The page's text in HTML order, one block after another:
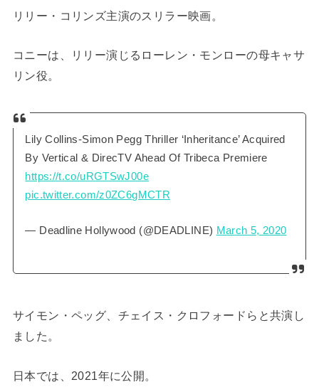
リリー・コリンズ主演のスリラー映画。
コニーは、リリー演じるローレン・モンローの母キャサ
リン役。
Lily Collins-Simon Pegg Thriller ‘Inheritance’ Acquired
By Vertical & DirecTV Ahead Of Tribeca Premiere
https://t.co/uRGTSwJ00e
pic.twitter.com/z0ZC6gMCTR
— Deadline Hollywood (@DEADLINE) March 5, 2020
サイモン・ペッグ、チェイス・クロフォードらと共演し
ました。
日本では、2021年に公開。